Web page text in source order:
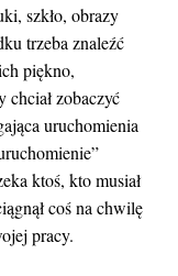
szkło, obrazy
trzeba znaleźć
piękno,
chciał zobaczyć
uruchomienia
ktoś, kto musiał
coś na chwilę
pracy.